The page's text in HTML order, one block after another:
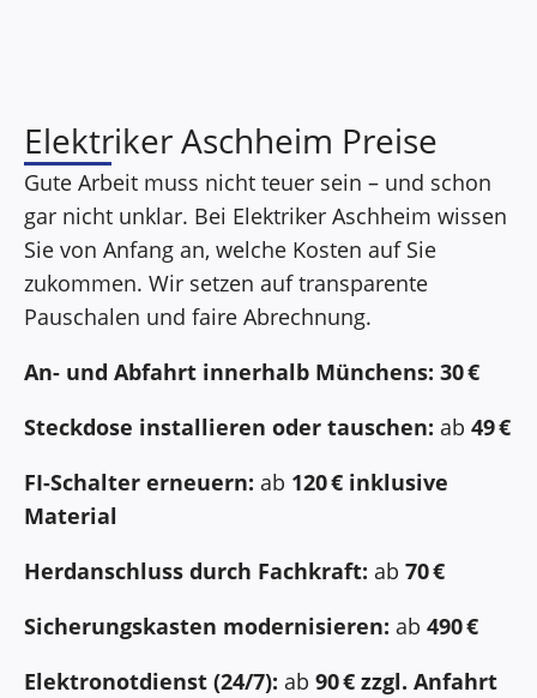
Elektriker Aschheim Preise
Gute Arbeit muss nicht teuer sein – und schon
gar nicht unklar. Bei Elektriker Aschheim wissen
Sie von Anfang an, welche Kosten auf Sie
zukommen. Wir setzen auf transparente
Pauschalen und faire Abrechnung.
An- und Abfahrt innerhalb Münchens: 30 €
Steckdose installieren oder tauschen: ab 49 €
FI-Schalter erneuern: ab 120 € inklusive
Material
Herdanschluss durch Fachkraft: ab 70 €
Sicherungskasten modernisieren: ab 490 €
Elektronotdienst (24/7): ab 90 € zzgl. Anfahrt